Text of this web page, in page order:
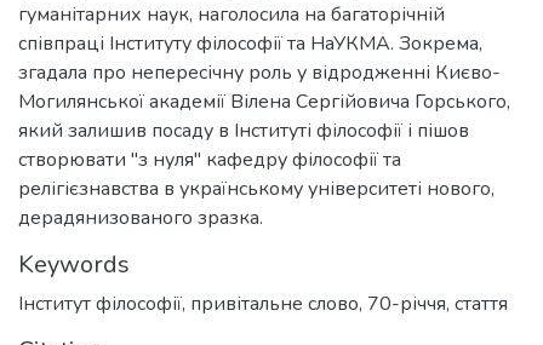
гуманітарних наук, наголосила на багаторічній
співпраці Інституту філософії та НаУКМА. Зокрема,
згадала про непересічну роль у відродженні Києво-
Могилянської академії Вілена Сергійовича Горського,
який залишив посаду в Інституті філософії і пішов
створювати "з нуля" кафедру філософії та
релігієзнавства в українському університеті нового,
дерадянизованого зразка.
Keywords
Інститут філософії, привітальне слово, 70-річчя, стаття